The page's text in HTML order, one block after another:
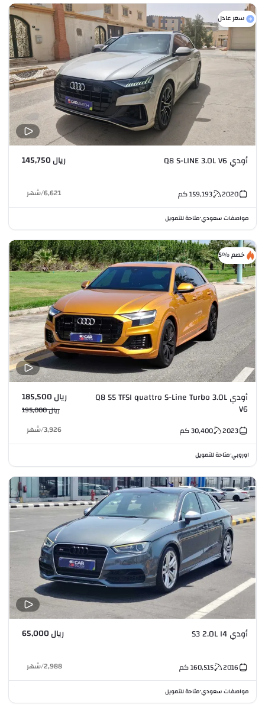
سعر عادل
أودي Q8 S-LINE 3.0L V6 ريال 145,750
2020
159,193كم 6,621
/شهر
مواصفات سعودي•متاحة للتمويل
خصم %5
أودي Q8 55 TFSI quattro S-Line Turbo 3.0L
V6
ريال 185,500
ريال 195,000
2023
30,400كم 3,926
/شهر
اوروبي•متاحة للتمويل
أودي S3 2.0L I4 ريال 65,000
2016
160,515كم 2,988
/شهر
مواصفات سعودي•متاحة للتمويل